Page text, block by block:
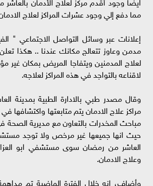
مما دفع إلي وجود عشرات المراكز لعلاج
إعلانات عبر وسائل التواصل الاجتماعي "
مدمن وعاوز تتعالج مكانك عندنا .. هكذا تعلن
لعلاج المدمنين ويتفاجا المريض بمكان غير
لاقناعه بالتواجد في هذه المراكز لعلاجه.
وقال مصدر طبي بالادارة الطبية بمدينة
مراكز علاج الادمان يتم متابعتها
مباحث المخدرات بالتعاون مع مديرية
حيث انها جميعها غير مرخص ولا توجد
العاشر من رمضان سوى مستشفي ابو
وعلاج الادمان.